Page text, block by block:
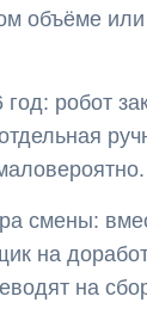
объёме или
робот
смены:
на
на